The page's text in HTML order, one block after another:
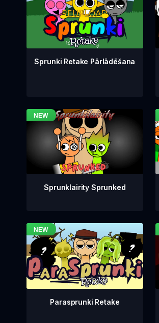
Sprunki Retake Pārlādēšana
Sprunklairity Sprunked
Parasprunki Retake